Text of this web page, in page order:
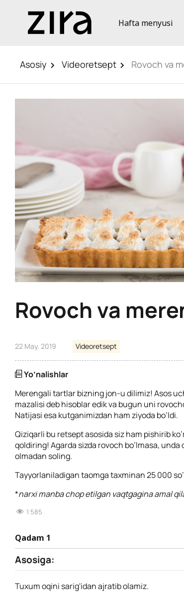
Hafta menyusi
Asosiy Videoretsept Rovoch va
Rovoch va
22 May, 2019 Videoretsept
Yo’nalishlar
Merengali tartlar bizning jon-u dilimiz! Asos
mazalisi deb hisoblar edik va bugun uni
Natijasi esa kutganimizdan ham ziyoda bo’ldi.
Qiziqarli bu retsept asosida siz ham pishirib
qoldiring! Agarda sizda rovoch bo’lmasa, unda
olmadan soling.
Tayyorlaniladigan taomga taxminan 25 000
*narxi manba chop etilgan vaqtgagina amal
1 585
Qadam 1
Asosiga:
Tuxum oqini sarig'idan ajratib olamiz.